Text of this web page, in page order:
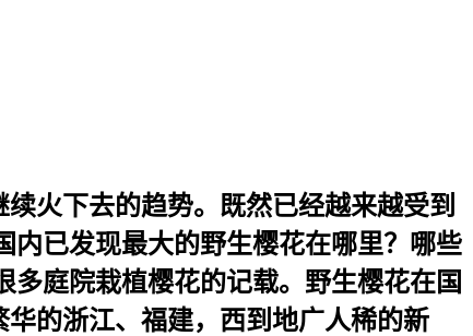
火下去的趋势。既然已经越来越受到
内已发现最大的野生樱花在哪里？哪些
庭院栽植樱花的记载。野生樱花在国
的浙江、福建，西到地广人稀的新